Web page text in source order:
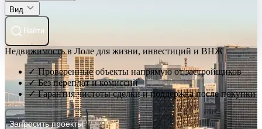
Вид
Найти
Недвижимость в Лоле для жизни, инвестиций и ВНЖ
✓ Проверенные объекты напрямую от застройщиков
✓ Без переплат и комиссий
✓ Гарантия чистоты сделки и поддержка после покупки
Запросить проекты